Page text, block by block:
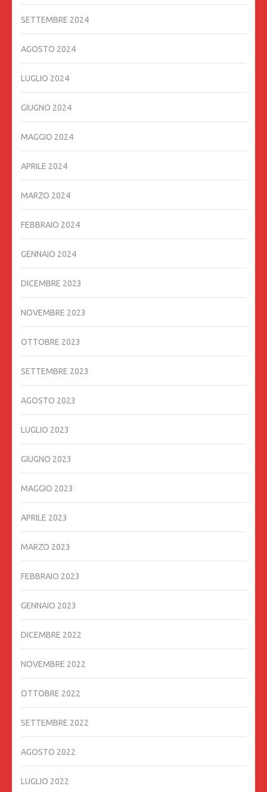
SETTEMBRE 2024
AGOSTO 2024
LUGLIO 2024
GIUGNO 2024
MAGGIO 2024
APRILE 2024
MARZO 2024
FEBBRAIO 2024
GENNAIO 2024
DICEMBRE 2023
NOVEMBRE 2023
OTTOBRE 2023
SETTEMBRE 2023
AGOSTO 2023
LUGLIO 2023
GIUGNO 2023
MAGGIO 2023
APRILE 2023
MARZO 2023
FEBBRAIO 2023
GENNAIO 2023
DICEMBRE 2022
NOVEMBRE 2022
OTTOBRE 2022
SETTEMBRE 2022
AGOSTO 2022
LUGLIO 2022